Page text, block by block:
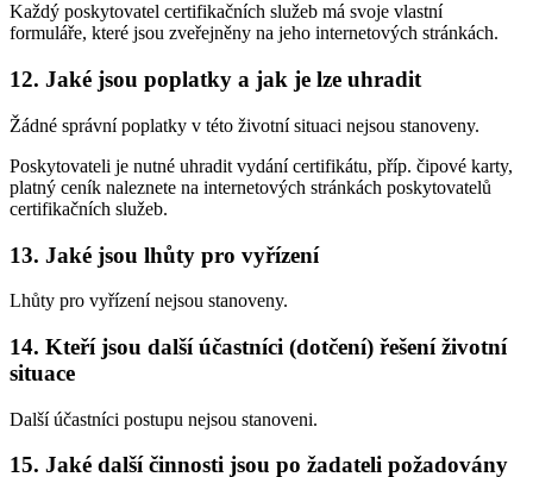
Každý poskytovatel certifikačních služeb má svoje vlastní
formuláře, které jsou zveřejněny na jeho internetových stránkách.
12. Jaké jsou poplatky a jak je lze uhradit
Žádné správní poplatky v této životní situaci nejsou stanoveny.
Poskytovateli je nutné uhradit vydání certifikátu, příp. čipové karty,
platný ceník naleznete na internetových stránkách poskytovatelů
certifikačních služeb.
13. Jaké jsou lhůty pro vyřízení
Lhůty pro vyřízení nejsou stanoveny.
14. Kteří jsou další účastníci (dotčení) řešení životní
situace
Další účastníci postupu nejsou stanoveni.
15. Jaké další činnosti jsou po žadateli požadovány